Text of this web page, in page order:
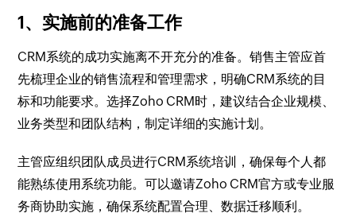
1、实施前的准备工作
CRM系统的成功实施离不开充分的准备。销售主管应首
先梳理企业的销售流程和管理需求，明确CRM系统的目
标和功能要求。选择Zoho CRM时，建议结合企业规模、
业务类型和团队结构，制定详细的实施计划。
主管应组织团队成员进行CRM系统培训，确保每个人都
能熟练使用系统功能。可以邀请Zoho CRM官方或专业服
务商协助实施，确保系统配置合理、数据迁移顺利。